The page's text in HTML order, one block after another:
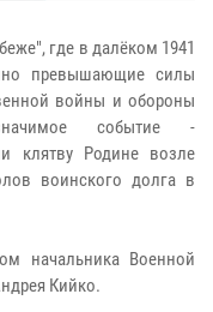
где в далёком 1941
превышающие силы
войны и обороны
событие -
клятву Родине возле
воинского долга в
начальника Военной
Кийко.